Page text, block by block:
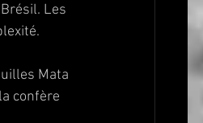
Les
Mata
confère